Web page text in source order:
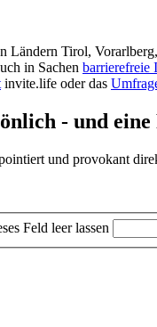
Tirol,
in Sachen barrierefreie
invite.life oder das
- und eine
und provokant
Feld leer lassen